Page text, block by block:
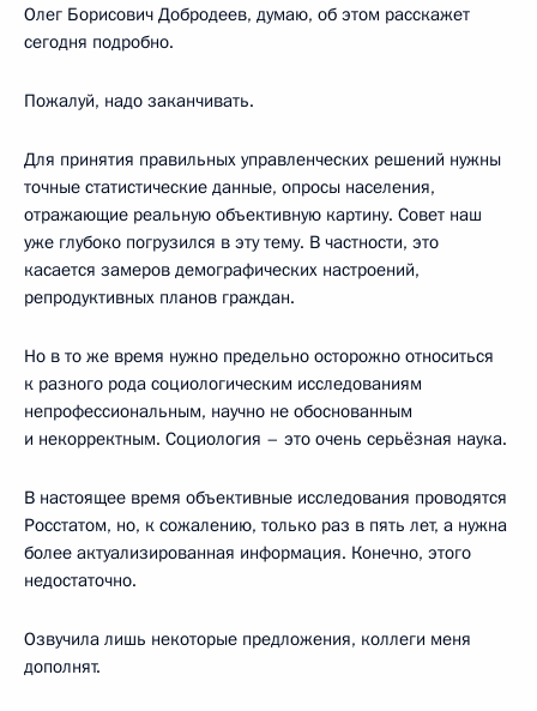
Олег Борисович Добродеев, думаю, об этом расскажет
сегодня подробно.
Пожалуй, надо заканчивать.
Для принятия правильных управленческих решений нужны
точные статистические данные, опросы населения,
отражающие реальную объективную картину. Совет наш
уже глубоко погрузился в эту тему. В частности, это
касается замеров демографических настроений,
репродуктивных планов граждан.
Но в то же время нужно предельно осторожно относиться
к разного рода социологическим исследованиям
непрофессиональным, научно не обоснованным
и некорректным. Социология – это очень серьёзная наука.
В настоящее время объективные исследования проводятся
Росстатом, но, к сожалению, только раз в пять лет, а нужна
более актуализированная информация. Конечно, этого
недостаточно.
Озвучила лишь некоторые предложения, коллеги меня
дополнят.